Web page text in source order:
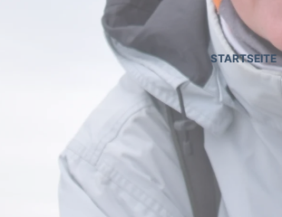
STARTSEITE